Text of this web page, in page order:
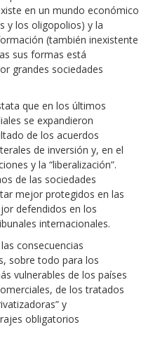
en un mundo económico
y los oligopolios) y la
(también inexistente
sus formas está
grandes sociedades
que en los últimos
se expandieron
de los acuerdos
de inversión y, en el
y la “liberalización”.
de las sociedades
mejor protegidos en las
defendidos en los
internacionales.
consecuencias
sobre todo para los
vulnerables de los países
de los tratados
y
obligatorios